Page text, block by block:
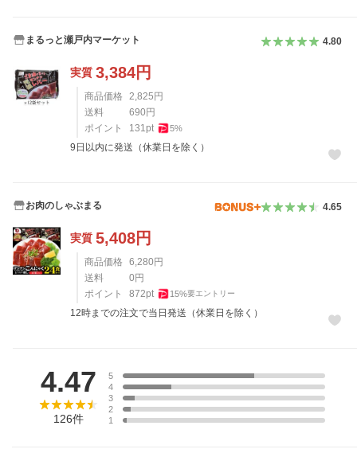
まるっと瀬戸内マーケット 4.80
実質 3,384円
商品価格 2,825 円
送料
690 円
ポイント
131pt 5%
9日以内に発送（休業日を除く）
お肉のしゃぶまる 4.65
実質 5,408円
商品価格 6,280 円
送料
0 円
ポイント
872pt 15%要エントリー
12時までの注文で当日発送（休業日を除く）
4.47
126件
5
4
3
2
1